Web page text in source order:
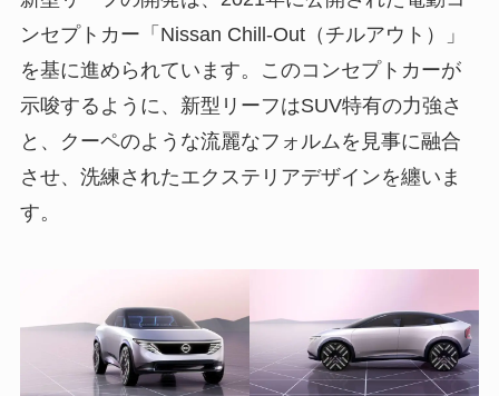
ンセプトカー「Nissan Chill-Out（チルアウト）」
を基に進められています。このコンセプトカーが
示唆するように、新型リーフはSUV特有の力強さ
と、クーペのような流麗なフォルムを見事に融合
させ、洗練されたエクステリアデザインを纏いま
す。